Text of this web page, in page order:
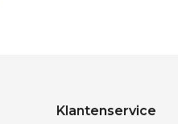
Klantenservice